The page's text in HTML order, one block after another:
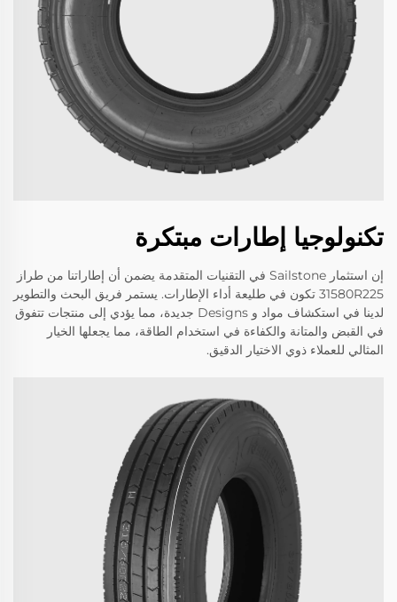
تكنولوجيا إطارات مبتكرة
إن استثمار Sailstone في التقنيات المتقدمة يضمن أن إطاراتنا من طراز
31580R225 تكون في طليعة أداء الإطارات. يستمر فريق البحث والتطوير
لدينا في استكشاف مواد و Designs جديدة، مما يؤدي إلى منتجات تتفوق
في القبض والمتانة والكفاءة في استخدام الطاقة، مما يجعلها الخيار
المثالي للعملاء ذوي الاختيار الدقيق.